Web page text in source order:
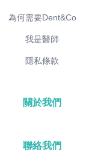
為何需要Dent&Co
我是醫師
隱私條款
關於我們
聯絡我們